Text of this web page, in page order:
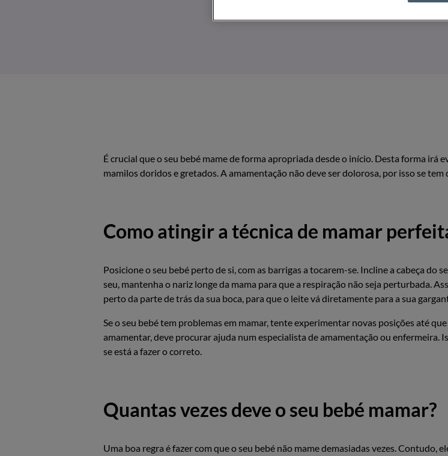
É crucial que o seu bebé mame de forma apropriada desde o início. Desta forma irá
mamilos doridos e gretados. A amamentação não deve ser dolorosa, por isso se
Como atingir a técnica de mamar
Posicione o seu bebé perto de si, com as barrigas a tocarem-se. Incline a cabeça
seu, mantenha o nariz longe da mama para que a respiração não seja perturbada.
perto da parte de trás da sua boca, para que o leite vá diretamente para a sua
Se o seu bebé tem problemas em mamar, tente experimentar novas posições até
amamentar, deve procurar ajuda num especialista de amamentação ou enfermeira.
se está a fazer o correto.
Quantas vezes deve o seu bebé mamar?
Uma boa regra é fazer com que o seu bebé não mame demasiadas vezes.